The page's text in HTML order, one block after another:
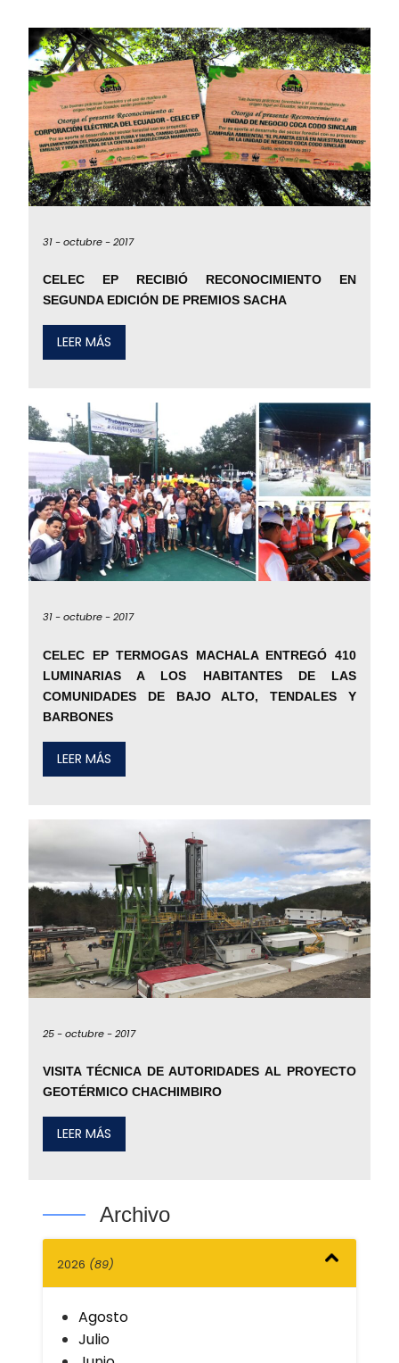
31 -octubre -2017
CELEC EP RECIBIÓ RECONOCIMIENTO EN
SEGUNDA EDICIÓN DE PREMIOS SACHA
LEER MÁS
31 -octubre -2017
CELEC EP TERMOGAS MACHALA ENTREGÓ 410
LUMINARIAS A LOS HABITANTES DE LAS
COMUNIDADES DE BAJO ALTO, TENDALES Y
BARBONES
LEER MÁS
25 -octubre -2017
VISITA TÉCNICA DE AUTORIDADES AL PROYECTO
GEOTÉRMICO CHACHIMBIRO
LEER MÁS
Archivo
2026 (89)
Agosto
Julio